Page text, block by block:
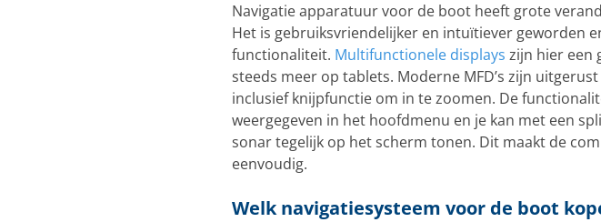
Navigatie apparatuur voor de boot heeft grote
Het is gebruiksvriendelijker en intuïtiever geworden
functionaliteit. Multifunctionele displays zijn hier een
steeds meer op tablets. Moderne MFD’s zijn
inclusief knijpfunctie om in te zoomen. De
weergegeven in het hoofdmenu en je kan met een
sonar tegelijk op het scherm tonen. Dit maakt de
eenvoudig.
Welk navigatiesysteem voor de boot